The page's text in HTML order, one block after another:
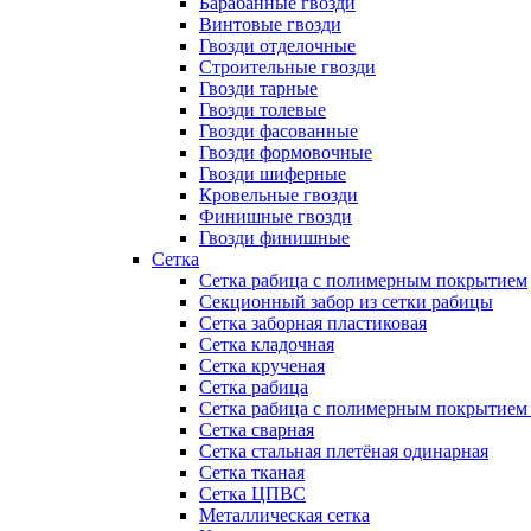
Винтовые гвозди
Гвозди отделочные
Строительные гвозди
Гвозди тарные
Гвозди толевые
Гвозди фасованные
Гвозди формовочные
Гвозди шиферные
Кровельные гвозди
Финишные гвозди
Гвозди финишные
Сетка
Сетка рабица с полимерным покрытием
Секционный забор из сетки рабицы
Сетка заборная пластиковая
Сетка кладочная
Сетка крученая
Сетка рабица
Сетка рабица с полимерным покрытием
Сетка сварная
Сетка стальная плетёная одинарная
Сетка тканая
Сетка ЦПВС
Металлическая сетка